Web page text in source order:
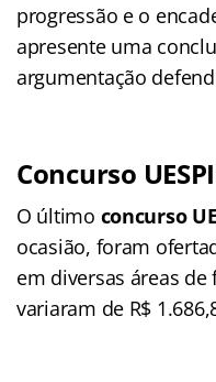
progressão e o
apresente uma
argumentação
Concurso
O último concurso
ocasião, foram
em diversas áreas de
variaram de R$